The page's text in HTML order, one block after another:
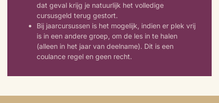
dat geval krijg je natuurlijk het volledige
cursusgeld terug gestort.
Bij jaarcursussen is het mogelijk, indien er plek vrij
is in een andere groep, om de les in te halen
(alleen in het jaar van deelname). Dit is een
coulance regel en geen recht.